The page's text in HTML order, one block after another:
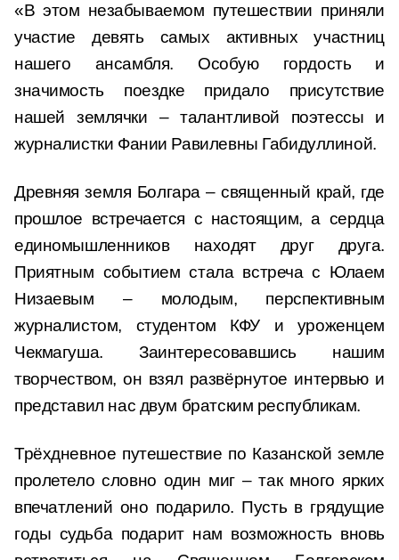
«В этом незабываемом путешествии приняли
участие девять самых активных участниц
нашего ансамбля. Особую гордость и
значимость поездке придало присутствие
нашей землячки – талантливой поэтессы и
журналистки Фании Равилевны Габидуллиной.
Древняя земля Болгара – священный край, где
прошлое встречается с настоящим, а сердца
единомышленников находят друг друга.
Приятным событием стала встреча с Юлаем
Низаевым – молодым, перспективным
журналистом, студентом КФУ и уроженцем
Чекмагуша. Заинтересовавшись нашим
творчеством, он взял развёрнутое интервью и
представил нас двум братским республикам.
Трёхдневное путешествие по Казанской земле
пролетело словно один миг – так много ярких
впечатлений оно подарило. Пусть в грядущие
годы судьба подарит нам возможность вновь